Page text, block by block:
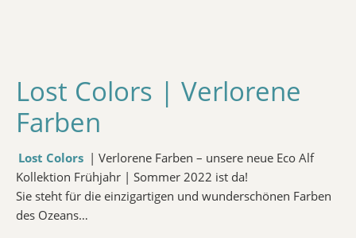
Lost Colors | Verlorene
Farben
Lost Colors | Verlorene Farben – unsere neue Eco Alf
Kollektion Frühjahr | Sommer 2022 ist da!
Sie steht für die einzigartigen und wunderschönen Farben
des Ozeans…